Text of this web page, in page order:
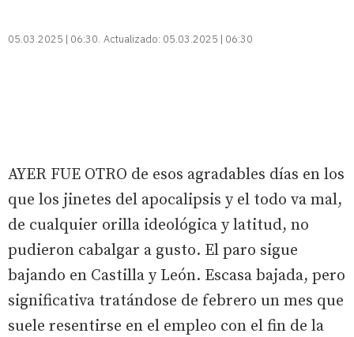
05.03.2025 | 06:30 Actualizado: 05.03.2025 | 06:30
AYER FUE OTRO de esos agradables días en los
que los jinetes del apocalipsis y el todo va mal,
de cualquier orilla ideológica y latitud, no
pudieron cabalgar a gusto. El paro sigue
bajando en Castilla y León. Escasa bajada, pero
significativa tratándose de febrero un mes que
suele resentirse en el empleo con el fin de la